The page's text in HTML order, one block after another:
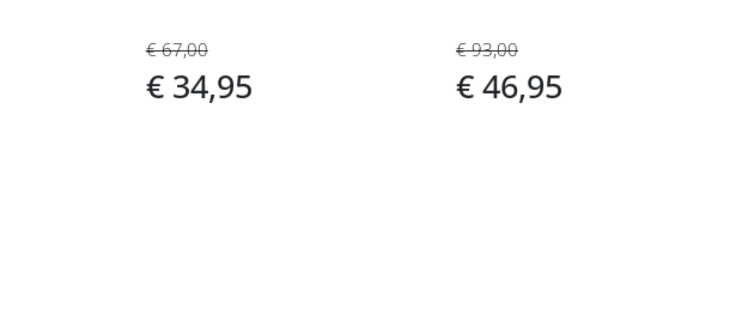
€ 67,00
€ 34,95
€ 93,00
€ 46,95